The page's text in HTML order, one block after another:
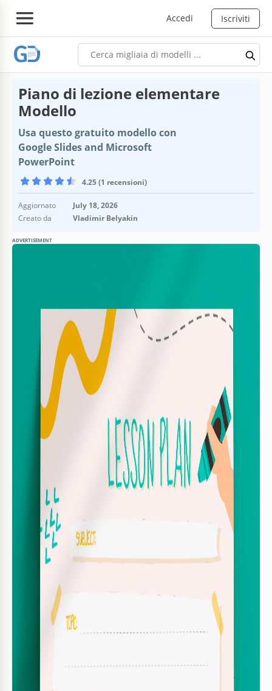
Accedi Iscriviti
Piano di lezione elementare
Modello
Usa questo gratuito modello con
Google Slides and Microsoft
PowerPoint
4.25 (1 recensioni)
Aggiornato
July 18, 2026
Creato da
Vladimir Belyakin
ADVERTISEMENT